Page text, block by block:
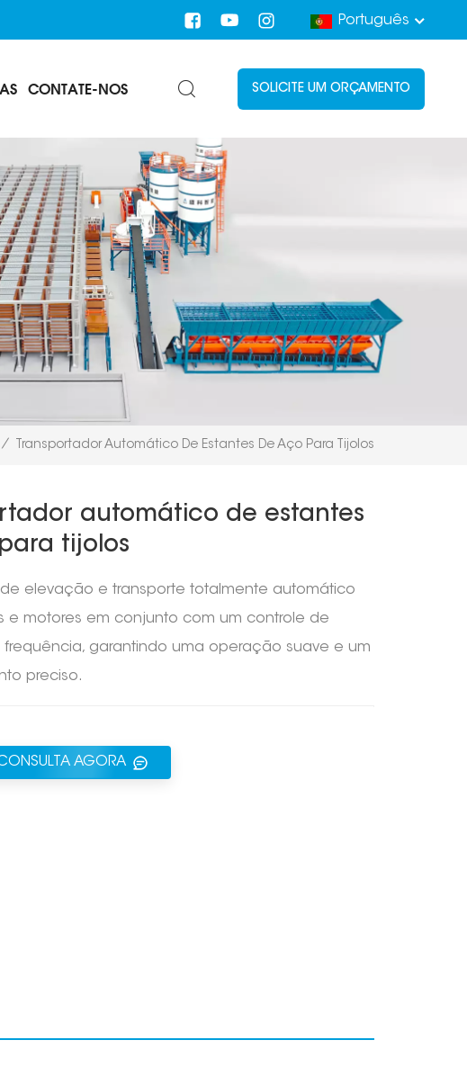
Português
CONTATE-NOS SOLICITE UM ORÇAMENTO
/ Transportador Automático De Estantes De Aço Para Tijolos
automático de estantes
tijolos
de elevação e transporte totalmente automático
e motores em conjunto com um controle de
frequência, garantindo uma operação suave e um
preciso.
AGORA